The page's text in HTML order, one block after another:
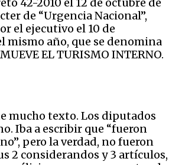
de “Urgencia Nacional”,
el ejecutivo el 10 de
mismo año, que se denomina
EL TURISMO INTERNO.
mucho texto. Los diputados
Iba a escribir que “fueron
pero la verdad, no fueron
2 considerandos y 3 artículos,